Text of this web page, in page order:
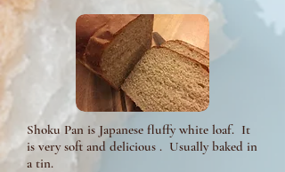
Shoku Pan is Japanese fluffy white loaf. It
is very soft and delicious . Usually baked in
a tin.